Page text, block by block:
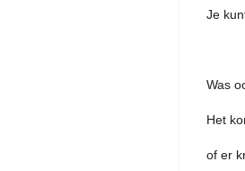
Je
Was
Het
of er